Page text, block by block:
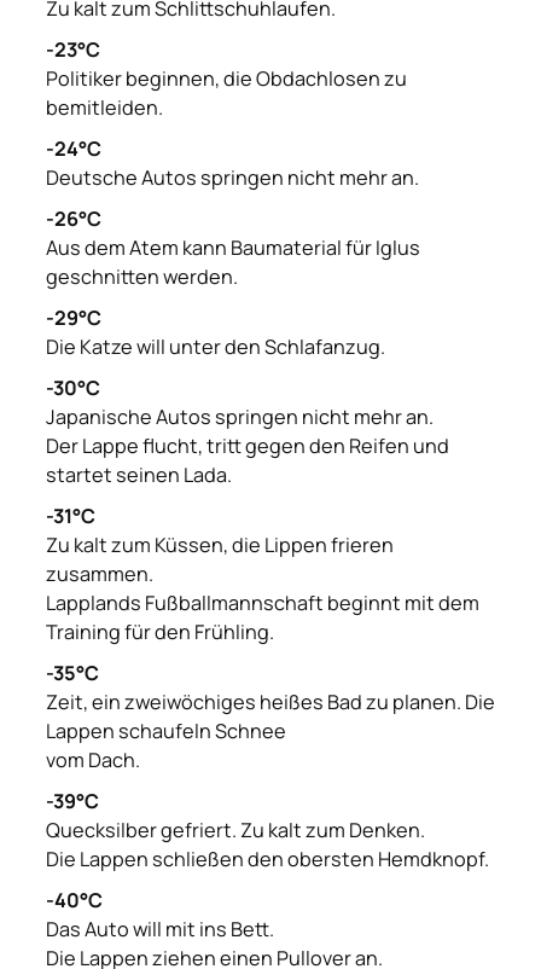
Zu kalt zum Schlittschuhlaufen.
-23°C
Politiker beginnen, die Obdachlosen zu
bemitleiden.
-24°C
Deutsche Autos springen nicht mehr an.
-26°C
Aus dem Atem kann Baumaterial für Iglus
geschnitten werden.
-29°C
Die Katze will unter den Schlafanzug.
-30°C
Japanische Autos springen nicht mehr an.
Der Lappe flucht, tritt gegen den Reifen und
startet seinen Lada.
-31°C
Zu kalt zum Küssen, die Lippen frieren
zusammen.
Lapplands Fußballmannschaft beginnt mit dem
Training für den Frühling.
-35°C
Zeit, ein zweiwöchiges heißes Bad zu planen. Die
Lappen schaufeln Schnee
vom Dach.
-39°C
Quecksilber gefriert. Zu kalt zum Denken.
Die Lappen schließen den obersten Hemdknopf.
-40°C
Das Auto will mit ins Bett.
Die Lappen ziehen einen Pullover an.